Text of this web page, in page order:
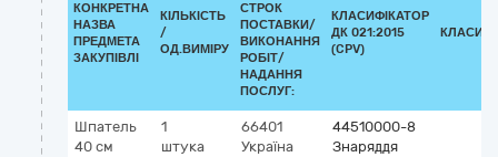
КОНКРЕТНА
НАЗВА
ПРЕДМЕТА
ЗАКУПІВЛІ
КІЛЬКІСТЬ
/
ОД.ВИМІРУ
СТРОК
ПОСТАВКИ/
ВИКОНАННЯ
РОБІТ/
НАДАННЯ
ПОСЛУГ:
КЛАСИФІКАТОР
ДК 021:2015
(CPV)
Шпатель
40 см
1
штука
66401
Україна
44510000-8
Знаряддя